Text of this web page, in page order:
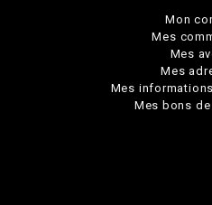
Mon
Mes
Mes
Mes
Mes
Mes bons